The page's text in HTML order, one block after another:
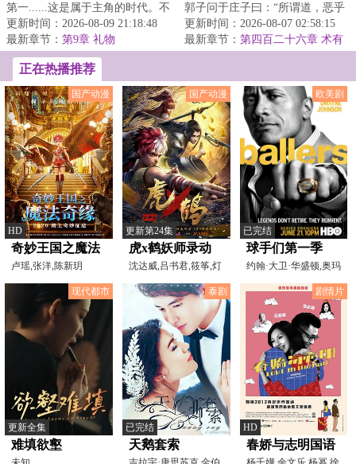
第一......这是属于主角的时代。不
过对方云华来说，他更喜欢坐看
主角翻雨覆...
更新时间：2026-08-09 21:18:48
最新章节： 第9章 礼物
郭子问于庄子曰：“所谓道，恶乎
在？”庄子曰：“无所不在。”东郭
子曰：...
更新时间：2026-08-07 02:58:15
最新章节： 第四百二十六章 术有
正在热播推荐
国产动漫
HD
奇妙王国之魔法
奇缘
卢瑶,张洋,陈新玥
国产动漫
更新第24集
虎x鹤妖师录动
画版
沈达威,吕书君,筱筝,灯
果,夏磊,高其昌,鬼月
欧美剧
已完结
球手们第一季
约翰·大卫·华盛顿,奥玛
·本森·米勒,道恩
现代都市
更新全集
难填欲壑
泰剧
已完结
天鹅套索
剧情片
HD
春娇与志明国语